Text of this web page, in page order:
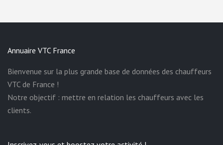
Annuaire VTC France
Bienvenue sur la plus grande base de données des chauffeurs
VTC de France !
Notre objectif : mettre en relation les chauffeurs avec les
clients.